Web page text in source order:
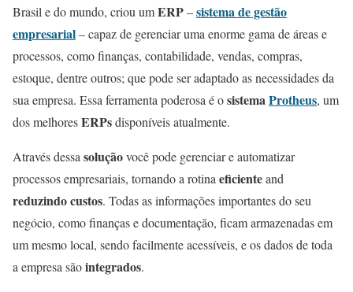
Brasil e do mundo, criou umERP–sistema de gestão
empresarial– capaz de gerenciar uma enorme gama de áreas e
processos, como finanças, contabilidade, vendas, compras,
estoque, dentre outros; que pode ser adaptado as necessidades da
sua empresa. Essa ferramenta poderosa é osistemaProtheus, um
dos melhoresERPsdisponíveis atualmente.
Através dessa soluçãovocê pode gerenciar e automatizar
processos empresariais, tornando a rotina eficienteand
reduzindo custos. Todas as informações importantes do seu
negócio, como finanças e documentação, ficam armazenadas em
um mesmo local, sendo facilmente acessíveis, e os dados de toda
a empresa sãointegrados.